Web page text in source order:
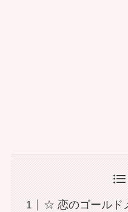
☆ 恋のゴールド